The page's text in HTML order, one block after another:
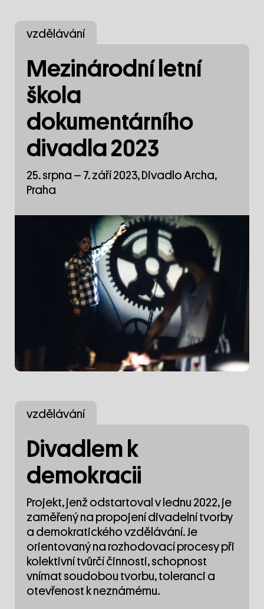
vzdělávání
Mezinárodní letní
škola
dokumentárního
divadla 2023
25. srpna – 7. září 2023, Divadlo Archa,
Praha
vzdělávání
Divadlem k
demokracii
Projekt, jenž odstartoval v lednu 2022, je
zaměřený na propojení divadelní tvorby
a demokratického vzdělávání. Je
orientovaný na rozhodovací procesy při
kolektivní tvůrčí činnosti, schopnost
vnímat soudobou tvorbu, toleranci a
otevřenost k neznámému.